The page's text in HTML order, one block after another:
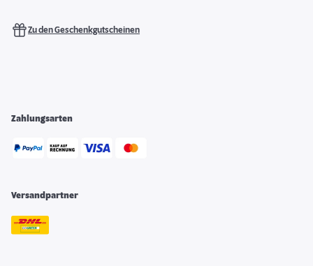
Zu den Geschenkgutscheinen
Zahlungsarten
Versandpartner